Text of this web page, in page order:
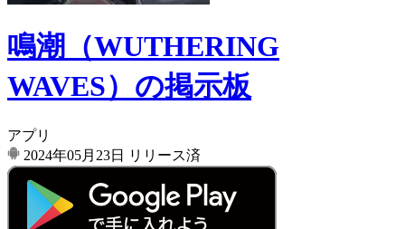
鳴潮（WUTHERING
WAVES）の掲示板
アプリ
2024年05月23日
リリース済